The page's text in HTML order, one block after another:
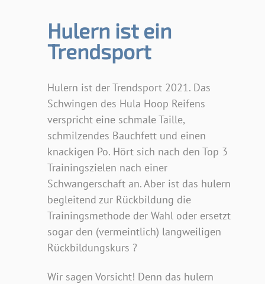
Hulern ist ein
Trendsport
Hulern ist der Trendsport 2021. Das
Schwingen des Hula Hoop Reifens
verspricht eine schmale Taille,
schmilzendes Bauchfett und einen
knackigen Po. Hört sich nach den Top 3
Trainingszielen nach einer
Schwangerschaft an. Aber ist das hulern
begleitend zur Rückbildung die
Trainingsmethode der Wahl oder ersetzt
sogar den (vermeintlich) langweiligen
Rückbildungskurs ?
Wir sagen Vorsicht! Denn das hulern